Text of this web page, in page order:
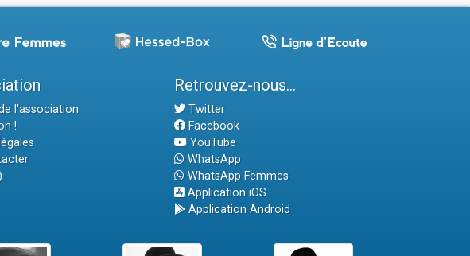
l'association
!
Retrouvez-nous...
Twitter
Facebook
YouTube
WhatsApp
WhatsApp Femmes
Application iOS
Application Android